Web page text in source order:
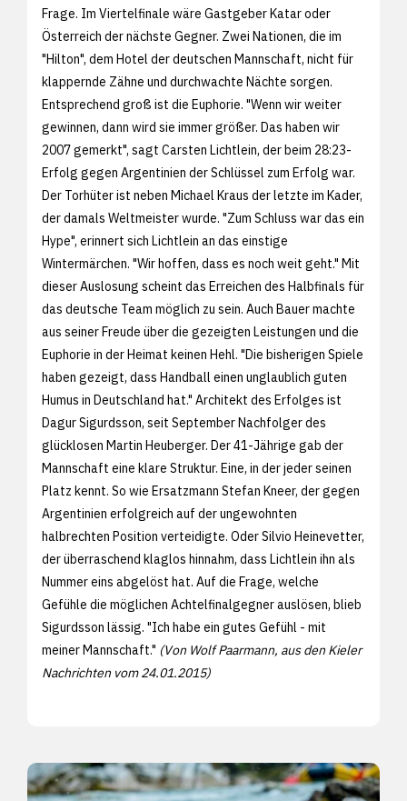
Frage. Im Viertelfinale wäre Gastgeber Katar oder
Österreich der nächste Gegner. Zwei Nationen, die im
"Hilton", dem Hotel der deutschen Mannschaft, nicht für
klappernde Zähne und durchwachte Nächte sorgen.
Entsprechend groß ist die Euphorie. "Wenn wir weiter
gewinnen, dann wird sie immer größer. Das haben wir
2007 gemerkt", sagt Carsten Lichtlein, der beim 28:23-
Erfolg gegen Argentinien der Schlüssel zum Erfolg war.
Der Torhüter ist neben Michael Kraus der letzte im Kader,
der damals Weltmeister wurde. "Zum Schluss war das ein
Hype", erinnert sich Lichtlein an das einstige
Wintermärchen. "Wir hoffen, dass es noch weit geht." Mit
dieser Auslosung scheint das Erreichen des Halbfinals für
das deutsche Team möglich zu sein. Auch Bauer machte
aus seiner Freude über die gezeigten Leistungen und die
Euphorie in der Heimat keinen Hehl. "Die bisherigen Spiele
haben gezeigt, dass Handball einen unglaublich guten
Humus in Deutschland hat." Architekt des Erfolges ist
Dagur Sigurdsson, seit September Nachfolger des
glücklosen Martin Heuberger. Der 41-Jährige gab der
Mannschaft eine klare Struktur. Eine, in der jeder seinen
Platz kennt. So wie Ersatzmann Stefan Kneer, der gegen
Argentinien erfolgreich auf der ungewohnten
halbrechten Position verteidigte. Oder Silvio Heinevetter,
der überraschend klaglos hinnahm, dass Lichtlein ihn als
Nummer eins abgelöst hat. Auf die Frage, welche
Gefühle die möglichen Achtelfinalgegner auslösen, blieb
Sigurdsson lässig. "Ich habe ein gutes Gefühl - mit
meiner Mannschaft." (Von Wolf Paarmann, aus den Kieler
Nachrichten vom 24.01.2015)